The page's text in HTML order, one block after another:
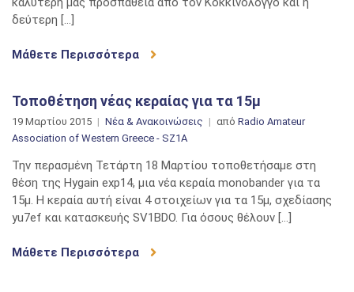
δεύτερη […]
Μάθετε Περισσότερα
Τοποθέτηση νέας κεραίας για τα 15μ
19 Μαρτίου 2015 Νέα & Ανακοινώσεις από Radio Amateur
Association of Western Greece - SZ1A
Την περασμένη Τετάρτη 18 Μαρτίου τοποθετήσαμε στη
θέση της Hygain exp14, μια νέα κεραία monobander για τα
15μ. Η κεραία αυτή είναι 4 στοιχείων για τα 15μ, σχεδίασης
yu7ef και κατασκευής SV1BDO. Για όσους θέλουν […]
Μάθετε Περισσότερα